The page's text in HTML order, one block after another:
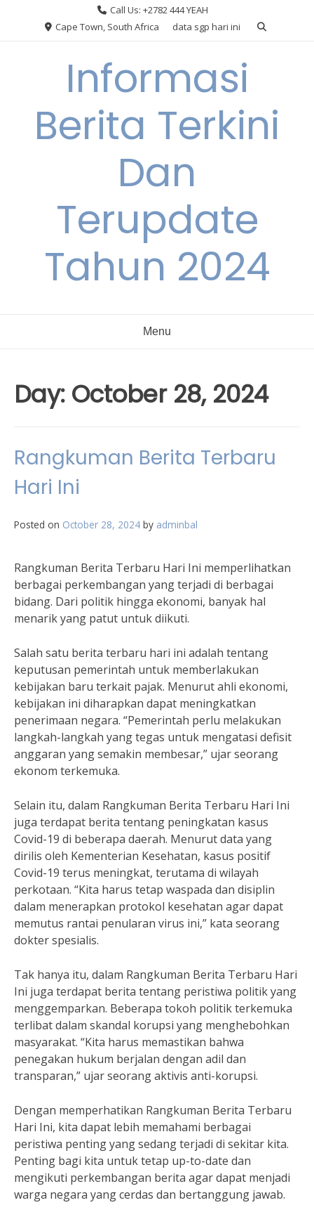
Call Us: +2782 444 YEAH
Cape Town, South Africa
data sgp hari ini
Informasi
Berita Terkini
Dan
Terupdate
Tahun 2024
Menu
Day: October 28, 2024
Rangkuman Berita Terbaru
Hari Ini
Posted on October 28, 2024 by adminbal
Rangkuman Berita Terbaru Hari Ini memperlihatkan
berbagai perkembangan yang terjadi di berbagai
bidang. Dari politik hingga ekonomi, banyak hal
menarik yang patut untuk diikuti.
Salah satu berita terbaru hari ini adalah tentang
keputusan pemerintah untuk memberlakukan
kebijakan baru terkait pajak. Menurut ahli ekonomi,
kebijakan ini diharapkan dapat meningkatkan
penerimaan negara. “Pemerintah perlu melakukan
langkah-langkah yang tegas untuk mengatasi defisit
anggaran yang semakin membesar,” ujar seorang
ekonom terkemuka.
Selain itu, dalam Rangkuman Berita Terbaru Hari Ini
juga terdapat berita tentang peningkatan kasus
Covid-19 di beberapa daerah. Menurut data yang
dirilis oleh Kementerian Kesehatan, kasus positif
Covid-19 terus meningkat, terutama di wilayah
perkotaan. “Kita harus tetap waspada dan disiplin
dalam menerapkan protokol kesehatan agar dapat
memutus rantai penularan virus ini,” kata seorang
dokter spesialis.
Tak hanya itu, dalam Rangkuman Berita Terbaru Hari
Ini juga terdapat berita tentang peristiwa politik yang
menggemparkan. Beberapa tokoh politik terkemuka
terlibat dalam skandal korupsi yang menghebohkan
masyarakat. “Kita harus memastikan bahwa
penegakan hukum berjalan dengan adil dan
transparan,” ujar seorang aktivis anti-korupsi.
Dengan memperhatikan Rangkuman Berita Terbaru
Hari Ini, kita dapat lebih memahami berbagai
peristiwa penting yang sedang terjadi di sekitar kita.
Penting bagi kita untuk tetap up-to-date dan
mengikuti perkembangan berita agar dapat menjadi
warga negara yang cerdas dan bertanggung jawab.